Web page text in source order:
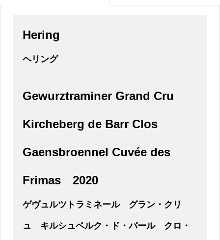
Hering
ヘリング
Gewurztraminer Grand Cru
Kircheberg de Barr Clos
Gaensbroennel Cuvée des
Frimas2020
ゲヴュルツトラミネール グラン・クリ
ュ キルシュベルク・ド・バール クロ・